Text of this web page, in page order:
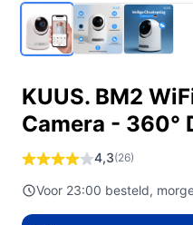
KUUS. BM2
Camera - 360°
4,3(26)
Voor 23:00 besteld,